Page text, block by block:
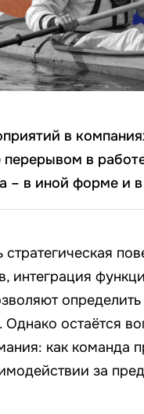
в
перерывом в
– в иной форме и
интеграция
остаётся
как команда
за